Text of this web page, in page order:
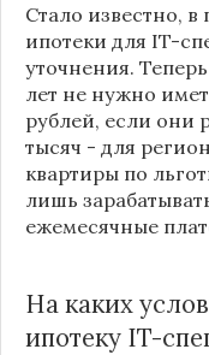
Стало известно,
ипотеки для IT-
уточнения.
лет не нужно
рублей, если они
тысяч - для
квартиры по
лишь
ежемесячные
На каких
ипотеку IT-